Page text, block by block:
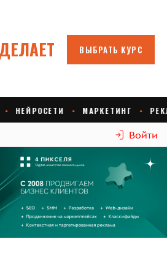
Войти